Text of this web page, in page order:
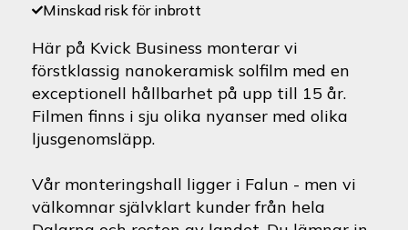
Minskad risk för inbrott
Här på Kvick Business monterar vi
förstklassig nanokeramisk solfilm med en
exceptionell hållbarhet på upp till 15 år.
Filmen finns i sju olika nyanser med olika
ljusgenomsläpp.
Vår monteringshall ligger i Falun - men vi
välkomnar självklart kunder från hela